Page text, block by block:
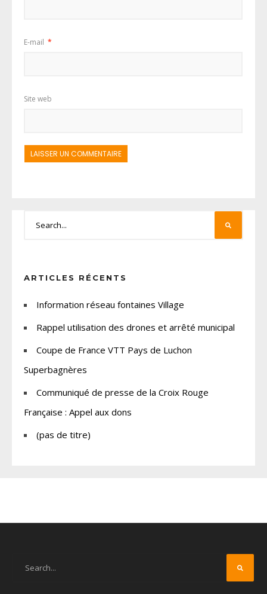
E-mail *
Site web
ARTICLES RÉCENTS
Information réseau fontaines Village
Rappel utilisation des drones et arrêté municipal
Coupe de France VTT Pays de Luchon
Superbagnères
Communiqué de presse de la Croix Rouge
Française : Appel aux dons
(pas de titre)